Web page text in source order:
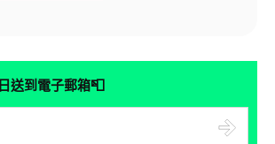
送到電子郵箱📮